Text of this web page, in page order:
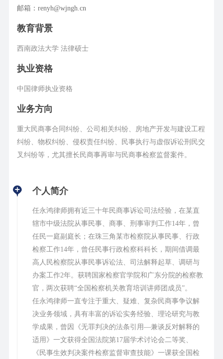
邮箱：renyh@wjngh.cn
教育背景
西南政法大学 法律硕士
执业资格
中国律师执业资格
业务方向
重大民商事合同纠纷、公司相关纠纷、房地产开发与建设工程
纠纷、物权纠纷、侵权责任纠纷、民事执行与虚假诉讼刑民交
叉纠纷等，尤其擅长民商事再审与民商事检察监督案件。
个人简介
任永鸿律师拥有近三十年民商事诉讼司法经验，在某直
辖市中级法院从事民事、商事、刑事审判工作14年，曾
任民一庭副庭长；在珠三角某市检察院从事民事、行政
检察工作14年，曾任民事行政检察科科长，期间借调最
高人民检察院从事民事诉讼法、司法解释起草、调研与
办案工作2年。获聘国家检察官学院和广东分院的检察教
官，两次获聘“全国检察机关教育培训讲师团成员”。
任永鸿律师一直专注于重大、疑难、复杂民商事争议解
决业务领域，具有丰富的诉讼实务经验、理论研究与教
学成果，曾因《无罪判决的法条引用—兼谈反对解释的
适用》一文获得全国法院第17届学术讨论会二等奖、
《民事生效判决案件检察监督审查技能》一课获全国检